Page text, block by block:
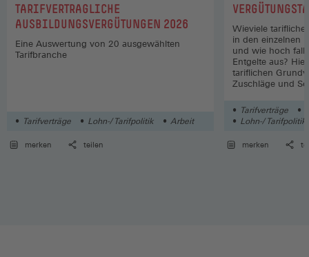
:
TARIFVERTRAGLICHE
AUSBILDUNGSVERGÜTUNGEN 2026
Eine Auswertung von 20 ausgewählten
Tarifbranche
Tarifverträge Lohn-/ Tarifpolitik Arbeit
merken teilen
:
Wieviele
in den einzelnen
und wie hoch
Entgelte aus?
tariflichen
Zuschläge und
Tarifverträge
Lohn-/ Tarifpolitik
merken